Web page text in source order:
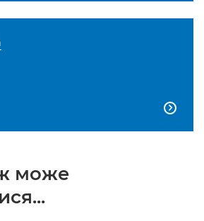

може